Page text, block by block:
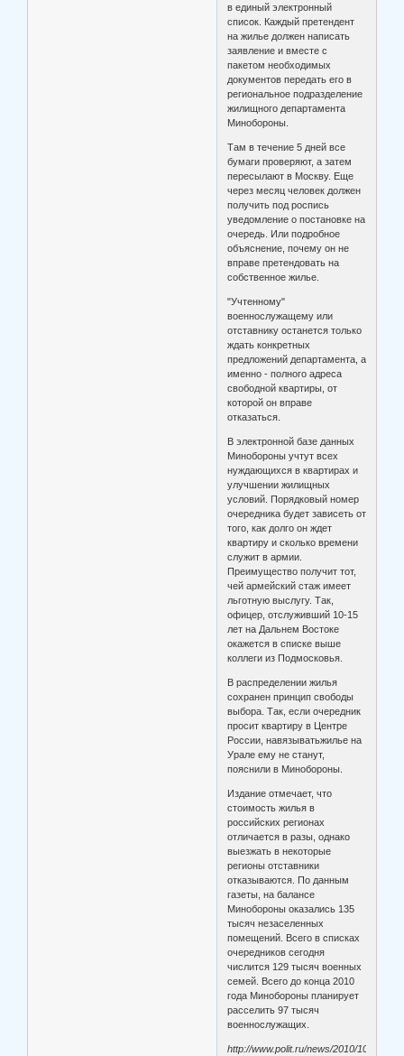
в единый электронный
список. Каждый претендент
на жилье должен написать
заявление и вместе с
пакетом необходимых
документов передать его в
региональное подразделение
жилищного департамента
Минобороны.
Там в течение 5 дней все
бумаги проверяют, а затем
пересылают в Москву. Еще
через месяц человек должен
получить под роспись
уведомление о постановке на
очередь. Или подробное
объяснение, почему он не
вправе претендовать на
собственное жилье.
"Учтенному"
военнослужащему или
отставнику останется только
ждать конкретных
предложений департамента, а
именно - полного адреса
свободной квартиры, от
которой он вправе
отказаться.
В электронной базе данных
Минобороны учтут всех
нуждающихся в квартирах и
улучшении жилищных
условий. Порядковый номер
очередника будет зависеть от
того, как долго он ждет
квартиру и сколько времени
служит в армии.
Преимущество получит тот,
чей армейский стаж имеет
льготную выслугу. Так,
офицер, отслуживший 10-15
лет на Дальнем Востоке
окажется в списке выше
коллеги из Подмосковья.
В распределении жилья
сохранен принцип свободы
выбора. Так, если очередник
просит квартиру в Центре
России, навязыватьжилье на
Урале ему не станут,
пояснили в Минобороны.
Издание отмечает, что
стоимость жилья в
российских регионах
отличается в разы, однако
выезжать в некоторые
регионы отставники
отказываются. По данным
газеты, на балансе
Минобороны оказались 135
тысяч незаселенных
помещений. Всего в списках
очередников сегодня
числится 129 тысяч военных
семей. Всего до конца 2010
года Минобороны планирует
расселить 97 тысяч
военнослужащих.
http://www.polit.ru/news/2010/10/29/